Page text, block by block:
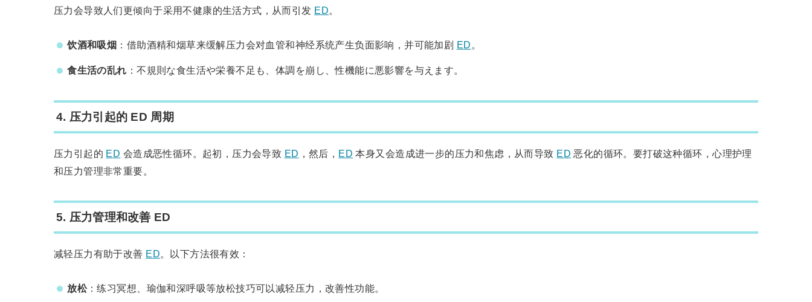
压力会导致人们更倾向于采用不健康的生活方式，从而引发 ED。
饮酒和吸烟 ：借助酒精和烟草来缓解压力会对血管和神经系统产生负面影响，并可能加剧 ED 。
食生活の乱れ ：不規則な食生活や栄養不足も、体調を崩し、性機能に悪影響を与えます。
4. 压力引起的 ED 周期
压力引起的 ED 会造成恶性循环。起初，压力会导致 ED ，然后， ED 本身又会造成进一步的压力和焦虑，从而导致 ED 恶化的循环。要打破这种循环，心理护理
和压力管理非常重要。
5. 压力管理和改善 ED
减轻压力有助于改善 ED。以下方法很有效：
放松：练习冥想、瑜伽和深呼吸等放松技巧可以减轻压力，改善性功能。